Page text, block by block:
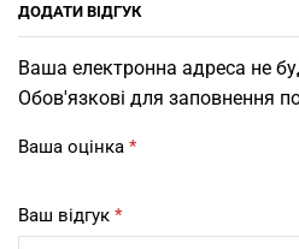
ДОДАТИ ВІДГУК
Ваша електронна адреса не
Обов'язкові для заповнення
Ваша оцінка *
Ваш відгук *